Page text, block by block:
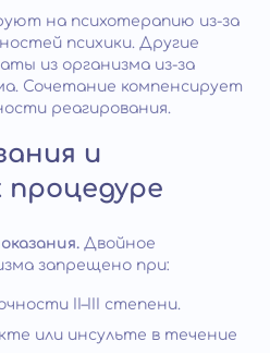
на психотерапию из-за
психики. Другие
из организма из-за
Сочетание компенсирует
реагирования.
и
процедуре
Двойное
запрещено при:
II–III степени.
или инсульте в течение